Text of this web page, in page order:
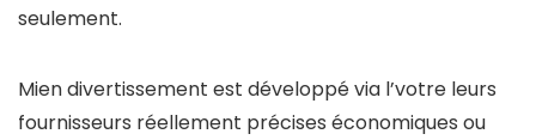
seulement.
Mien divertissement est développé via l’votre leurs
fournisseurs réellement précises économiques ou